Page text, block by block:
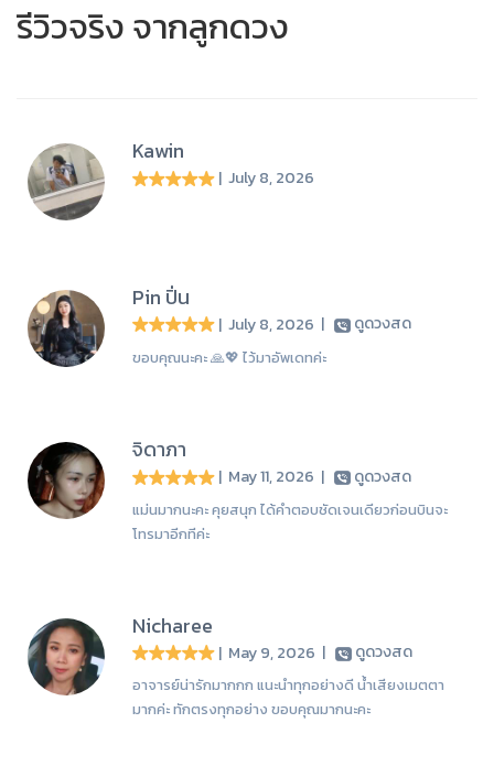
รีวิวจริง จากลูกดวง
Kawin
| July 8, 2026
Pin ปิ่น
| July 8, 2026 | ดูดวงสด
ขอบคุณนะคะ 🙏💖 ไว้มาอัพเดทค่ะ
จิดาภา
| May 11, 2026 | ดูดวงสด
แม่นมากนะคะ คุยสนุก ได้คำตอบชัดเจนเดียวก่อนบินจะ
โทรมาอีกทีค่ะ
Nicharee
| May 9, 2026 | ดูดวงสด
อาจารย์น่ารักมากกก แนะนำทุกอย่างดี น้ำเสียงเมตตา
มากค่ะ ทักตรงทุกอย่าง ขอบคุณมากนะคะ